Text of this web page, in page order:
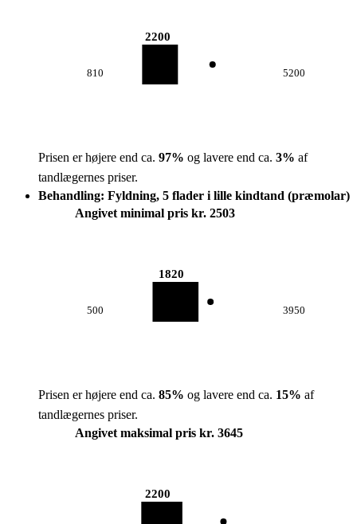
810
2200
5200
Prisen er højere end ca. 97% og lavere end ca. 3% af
tandlægernes priser.
Behandling: Fyldning, 5 flader i lille kindtand (præmolar)
Angivet minimal pris kr. 2503
500
1820
3950
Prisen er højere end ca. 85% og lavere end ca. 15% af
tandlægernes priser.
Angivet maksimal pris kr. 3645
2200